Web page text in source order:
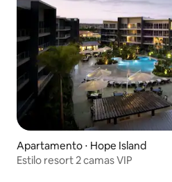
Apartamento ⋅ Hope Island
Estilo resort 2 camas VIP